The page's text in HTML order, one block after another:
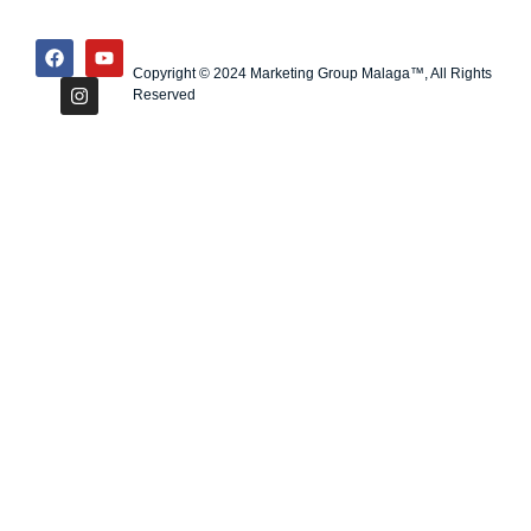
Copyright © 2024 Marketing Group Malaga™, All Rights
Reserved